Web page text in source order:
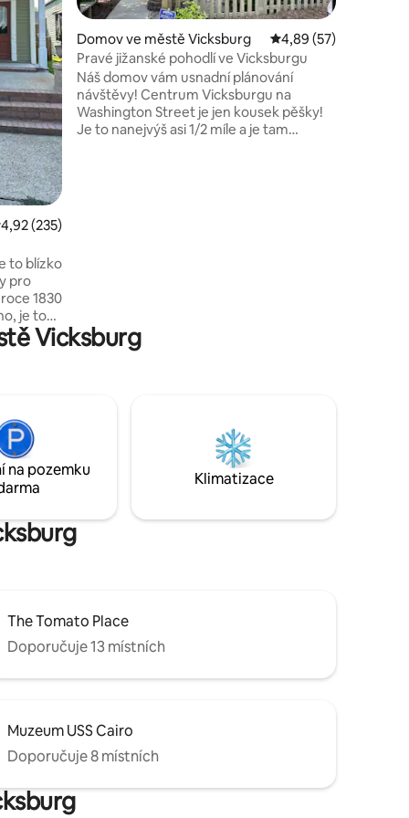
hodnocení 4,92 z 5, 235 hodnocení
4,92 (235)
to blízko
pro
1830
je to
jen
Domov ve městě Vicksburg Průměrné hodnocení
4,89 (57)
Pravé jižanské pohodlí ve Vicksburgu
Náš domov vám usnadní plánování
návštěvy! Centrum Vicksburgu na
Washington Street je jen kousek pěšky!
Je to nanejvýš asi 1/2 míle a je tam
Vicksburg
na pozemku
Klimatizace
The Tomato Place
Doporučuje 13 místních
Muzeum USS Cairo
Doporučuje 8 místních